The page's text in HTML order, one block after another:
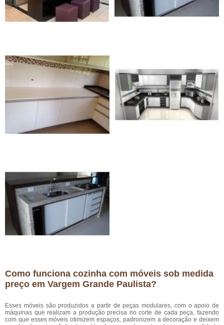
Como funciona cozinha com móveis sob medida
preço em Vargem Grande Paulista?
Esses móveis são produzidos a partir de peças modulares, com o apoio de
máquinas que realizam a produção precisa no corte de cada peça, fazendo
com que esses móveis otimizem espaços, padronizem a decoração e deixem